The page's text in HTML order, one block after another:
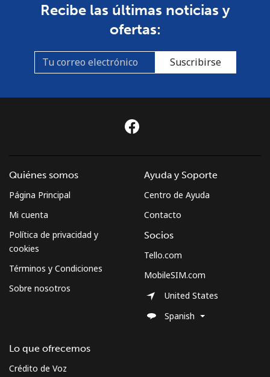
Recibe las últimas noticias y
ofertas:
Suscribirse
Quiénes somos
Página Principal
Mi cuenta
Política de privacidad y
cookies
Términos y Condiciones
Sobre nosotros
Lo que ofrecemos
Crédito de Voz
Ayuda y Soporte
Centro de Ayuda
Contacto
Socios
Tello.com
MobileSIM.com
United States
Spanish